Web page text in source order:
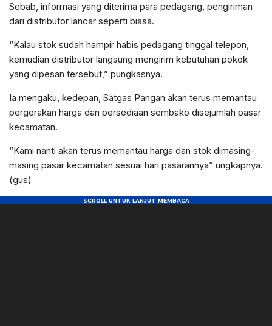
Sebab, informasi yang diterima para pedagang, pengiriman
dari distributor lancar seperti biasa.
“Kalau stok sudah hampir habis pedagang tinggal telepon,
kemudian distributor langsung mengirim kebutuhan pokok
yang dipesan tersebut,” pungkasnya.
Ia mengaku, kedepan, Satgas Pangan akan terus memantau
pergerakan harga dan persediaan sembako disejumlah pasar
kecamatan.
“Kami nanti akan terus memantau harga dan stok dimasing-
masing pasar kecamatan sesuai hari pasarannya” ungkapnya.
(gus)